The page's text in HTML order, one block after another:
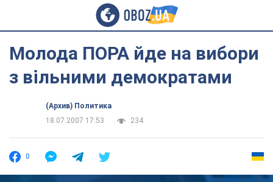
Молода ПОРА йде на вибори
з вільними демократами
(Архив) Политика
18.07.2007 17:53
234
0